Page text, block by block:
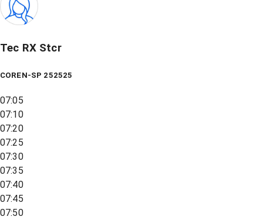
Tec RX Stcr
COREN-SP 252525
07:05
07:10
07:20
07:25
07:30
07:35
07:40
07:45
07:50